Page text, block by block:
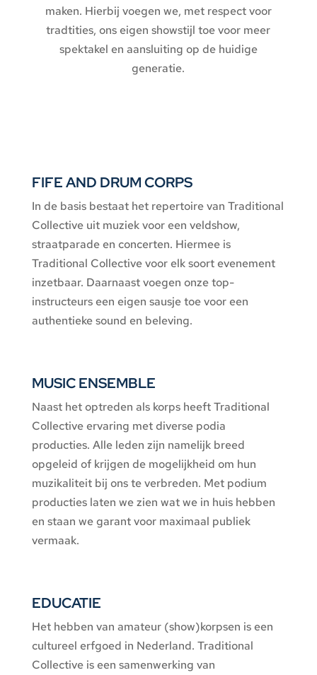
maken. Hierbij voegen we, met respect voor
tradtities, ons eigen showstijl toe voor meer
spektakel en aansluiting op de huidige
generatie.
FIFE AND DRUM CORPS
In de basis bestaat het repertoire van Traditional
Collective uit muziek voor een veldshow,
straatparade en concerten. Hiermee is
Traditional Collective voor elk soort evenement
inzetbaar. Daarnaast voegen onze top-
instructeurs een eigen sausje toe voor een
authentieke sound en beleving.
MUSIC ENSEMBLE
Naast het optreden als korps heeft Traditional
Collective ervaring met diverse podia
producties. Alle leden zijn namelijk breed
opgeleid of krijgen de mogelijkheid om hun
muzikaliteit bij ons te verbreden. Met podium
producties laten we zien wat we in huis hebben
en staan we garant voor maximaal publiek
vermaak.
EDUCATIE
Het hebben van amateur (show)korpsen is een
cultureel erfgoed in Nederland. Traditional
Collective is een samenwerking van